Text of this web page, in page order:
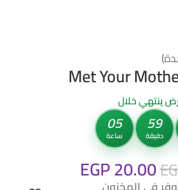
Met Your
ينتهي خلال
05
ساعة
59
دقيقة
EGP20.00